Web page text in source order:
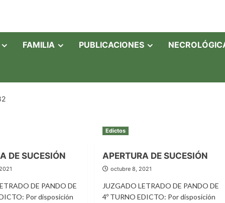
FAMILIA PUBLICACIONES
DE SUCESIÓN
DE PANDO DE
Por disposición
Edictos
APERTURA DE SUCESIÓN
octubre 8, 2021
JUZGADO LETRADO DE PANDO DE
4º TURNO EDICTO: Por disposición